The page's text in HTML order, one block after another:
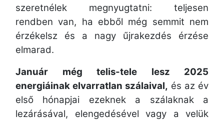
szeretnélek megnyugtatni: teljesen
rendben van, ha ebből még semmit nem
érzékelsz és a nagy űjrakezdés érzése
elmarad.
Január még telis-tele lesz 2025
energiáinak elvarratlan szálaival, és az év
első hónapjai ezeknek a szálaknak a
lezárásával, elengedésével vagy a velük